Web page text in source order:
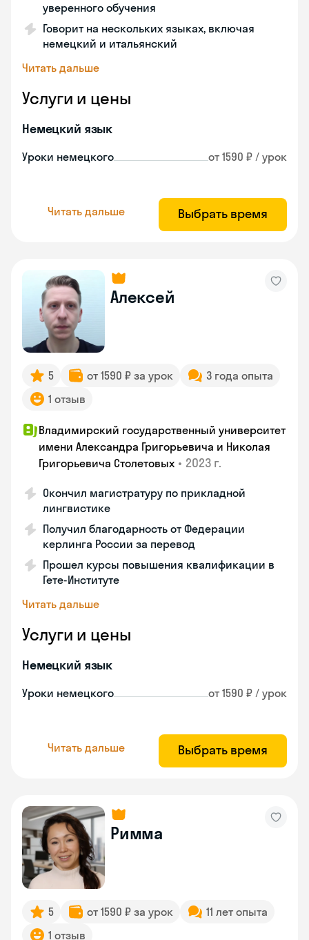
уверенного обучения
Говорит на нескольких языках, включая
немецкий и итальянский
Читать дальше
Услуги и цены
Немецкий язык
Уроки немецкого от 1590 ₽ / урок
Читать дальше Выбрать время
Алексей
5 от 1590 ₽ за урок
3 года опыта
1 отзыв
Владимирский государственный университет
имени Александра Григорьевича и Николая
Григорьевича Столетовых • 2023 г.
Окончил магистратуру по прикладной
лингвистике
Получил благодарность от Федерации
керлинга России за перевод
Прошел курсы повышения квалификации в
Гете-Институте
Читать дальше
Услуги и цены
Немецкий язык
Уроки немецкого от 1590 ₽ / урок
Читать дальше Выбрать время
Римма
5 от 1590 ₽ за урок
11 лет опыта
1 отзыв